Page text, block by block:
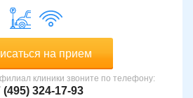
на прием
клиники звоните по телефону:
(495) 324-17-93